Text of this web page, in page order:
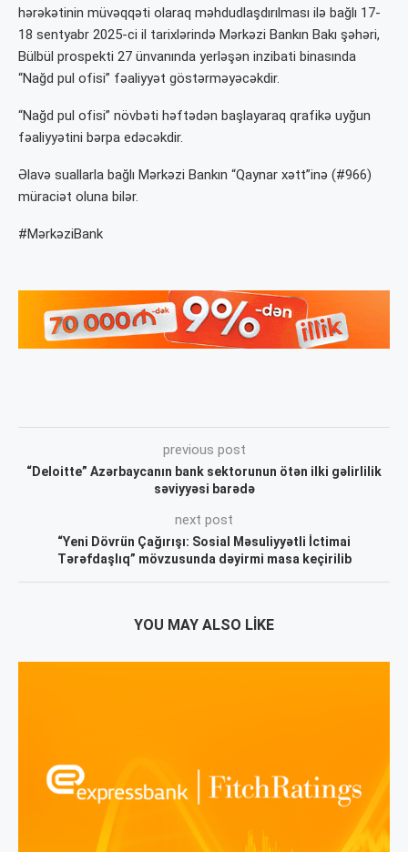
hərəkətinin müvəqqəti olaraq məhdudlaşdırılması ilə bağlı 17-
18 sentyabr 2025-ci il tarixlərində Mərkəzi Bankın Bakı şəhəri,
Bülbül prospekti 27 ünvanında yerləşən inzibati binasında
“Nağd pul ofisi” fəaliyyət göstərməyəcəkdir.
“Nağd pul ofisi” növbəti həftədən başlayaraq qrafikə uyğun
fəaliyyətini bərpa edəcəkdir.
Əlavə suallarla bağlı Mərkəzi Bankın “Qaynar xətt”inə (#966)
müraciət oluna bilər.
#MərkəziBank
previous post
“Deloitte” Azərbaycanın bank sektorunun ötən ilki gəlirlilik
səviyyəsi barədə
next post
“Yeni Dövrün Çağırışı: Sosial Məsuliyyətli İctimai
Tərəfdaşlıq” mövzusunda dəyirmi masa keçirilib
YOU MAY ALSO LIKE